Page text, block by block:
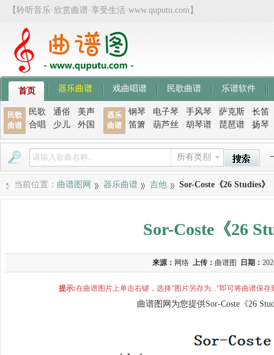
【聆听音乐·欣赏曲谱·享受生活·www.quputu.com】
首页 器乐曲谱 戏曲唱谱 民歌曲谱 乐谱软件
民歌
曲谱
民歌 通俗
美声
合唱
少儿 外国
器乐
曲谱
钢琴 电子琴 手风琴 萨克斯
长笛
笛箫
葫芦丝 胡琴谱 琵琶谱 扬琴
所有类别
当前位置： 曲谱图网 器乐曲谱 吉他 Sor-Coste《26 Studies》
Sor-Coste《26
来源： 网络 上传： 曲谱图 日期：
提示:在曲谱图片上单击右键，选择“图片另存为...”即可将曲谱保
曲谱图网为您提供Sor-Coste《26